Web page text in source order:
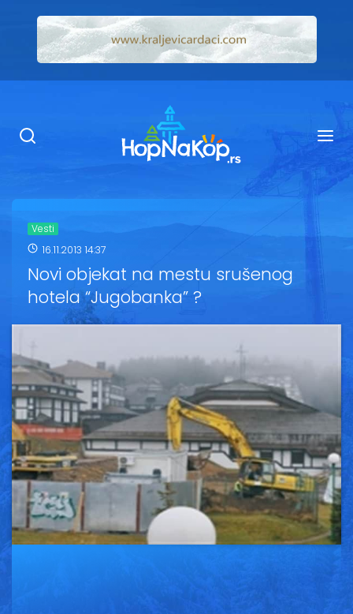
Ugostiteljstvo
Kop Info
Ski škole
Ski renta
Vesti
Oglasi
Galerija
Copyright© 2020
HopNaKop
Vesti
16.11.2013 14:37
Novi objekat na mestu srušenog
hotela “Jugobanka” ?